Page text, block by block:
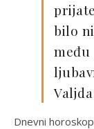
bilo
Dnevni